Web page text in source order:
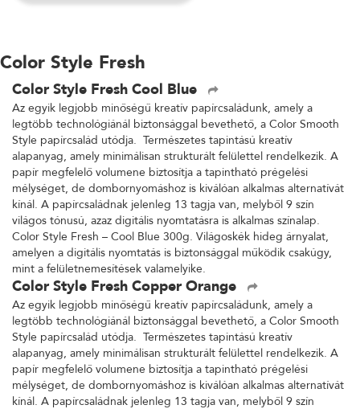
Color Style Fresh
Color Style Fresh Cool Blue
Az egyik legjobb minőségű kreatív papírcsaládunk, amely a
legtöbb technológiánál biztonsággal bevethető, a Color Smooth
Style papírcsalád utódja. Természetes tapintású kreatív
alapanyag, amely minimálisan strukturált felülettel rendelkezik. A
papír megfelelő volumene biztosítja a tapintható prégelési
mélységet, de dombornyomáshoz is kiválóan alkalmas alternatívát
kínál. A papírcsaládnak jelenleg 13 tagja van, melyből 9 szín
világos tónusú, azaz digitális nyomtatásra is alkalmas színalap.
Color Style Fresh – Cool Blue 300g. Világoskék hideg árnyalat,
amelyen a digitális nyomtatás is biztonsággal működik csakúgy,
mint a felületnemesítések valamelyike.
Color Style Fresh Copper Orange
Az egyik legjobb minőségű kreatív papírcsaládunk, amely a
legtöbb technológiánál biztonsággal bevethető, a Color Smooth
Style papírcsalád utódja. Természetes tapintású kreatív
alapanyag, amely minimálisan strukturált felülettel rendelkezik. A
papír megfelelő volumene biztosítja a tapintható prégelési
mélységet, de dombornyomáshoz is kiválóan alkalmas alternatívát
kínál. A papírcsaládnak jelenleg 13 tagja van, melyből 9 szín